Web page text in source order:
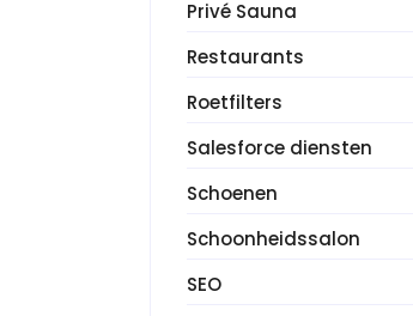
Privé Sauna
Restaurants
Roetfilters
Salesforce diensten
Schoenen
Schoonheidssalon
SEO